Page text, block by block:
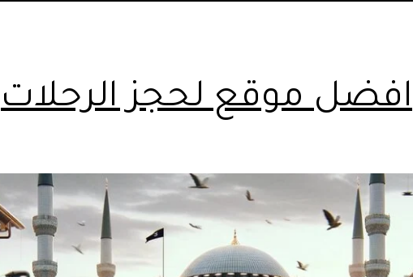
افضل موقع لحجز الرحلات